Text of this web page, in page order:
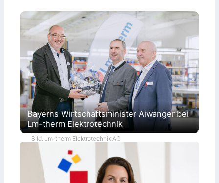
Bayerns Wirtschaftsminister Aiwanger bei
Lm-therm Elektrotechnik
Bild: Lm-therm Elektrotechnik AG